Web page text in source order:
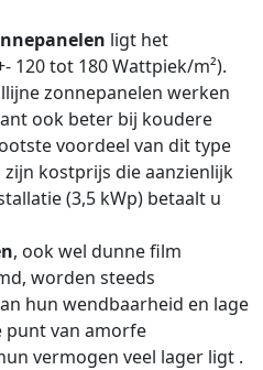
ligt het
120 tot 180 Wattpiek/m²).
zonnepanelen werken
ook beter bij koudere
voordeel van dit type
kostprijs die aanzienlijk
(3,5 kWp) betaalt u
, ook wel dunne film
worden steeds
hun wendbaarheid en lage
punt van amorfe
vermogen veel lager ligt .